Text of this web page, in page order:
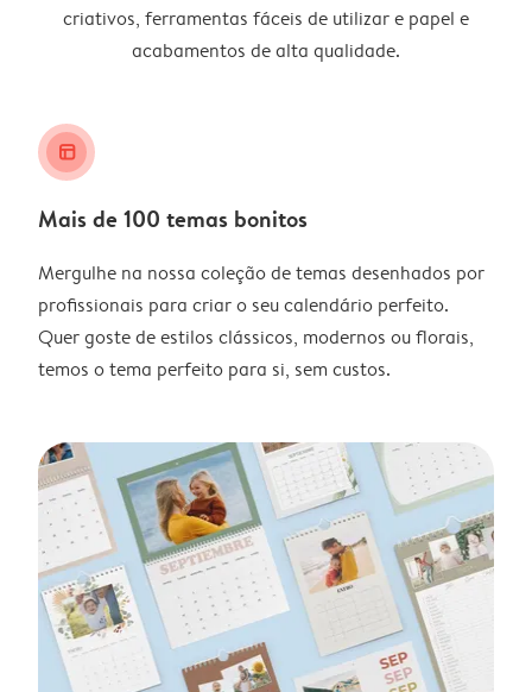
criativos, ferramentas fáceis de utilizar e papel e
acabamentos de alta qualidade.
layout_alt
Mais de 100 temas bonitos
Mergulhe na nossa coleção de temas desenhados por
profissionais para criar o seu calendário perfeito.
Quer goste de estilos clássicos, modernos ou florais,
temos o tema perfeito para si, sem custos.